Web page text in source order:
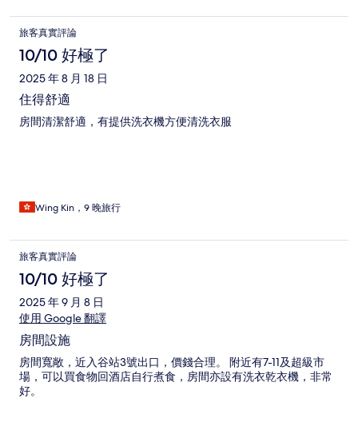
旅客真實評論
10/10 好極了
2025 年 8 月 18 日
住得舒適
房間清潔舒適，有提供洗衣機方便清洗衣服
Wing Kin，9 晚旅行
旅客真實評論
10/10 好極了
2025 年 9 月 8 日
使用 Google 翻譯
房間設施
房間寬敞，近入谷站3號出口，價錢合理。 附近有7-11及超級市
場，可以買食物回酒店自行煮食，房間亦設有洗衣乾衣機，非常
好。